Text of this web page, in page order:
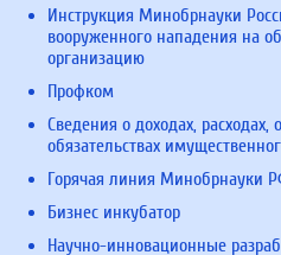
Инструкция Минобрнауки
вооруженного нападения на
организацию
Профком
Сведения о доходах,
обязательствах
Горячая линия Минобрнауки
Бизнес инкубатор
Научно-инновационные